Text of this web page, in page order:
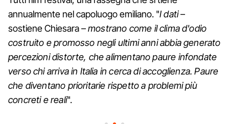
annualmente nel capoluogo emiliano. "I dati–
sostiene Chiesara –mostrano come il clima d'odio
costruito e promosso negli ultimi anni abbia generato
percezioni distorte, che alimentano paure infondate
verso chi arriva in Italia in cerca di accoglienza. Paure
che diventano prioritarie rispetto a problemi più
concreti e reali".